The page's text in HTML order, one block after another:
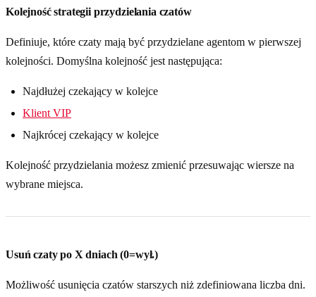
Kolejność strategii przydzielania czatów
Definiuje, które czaty mają być przydzielane agentom w pierwszej
kolejności. Domyślna kolejność jest następująca:
Najdłużej czekający w kolejce
Klient VIP
Najkrócej czekający w kolejce
Kolejność przydzielania możesz zmienić przesuwając wiersze na
wybrane miejsca.
Usuń czaty po X dniach (0=wył.)
Możliwość usunięcia czatów starszych niż zdefiniowana liczba dni.